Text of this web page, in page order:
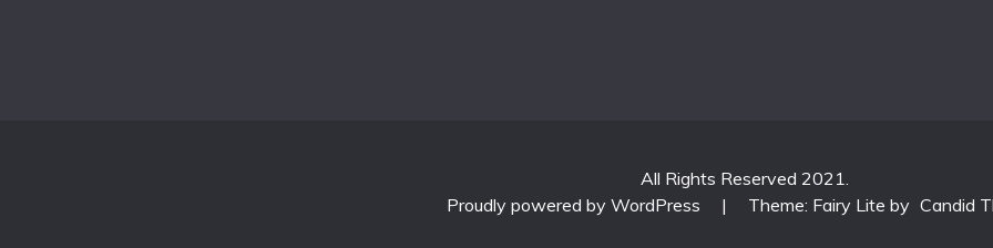
All Rights Reserved 2021.
Proudly powered by WordPress
| Theme: Fairy Lite by Candid